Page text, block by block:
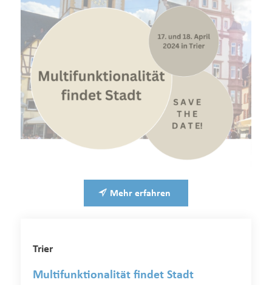
Mehr erfahren
Trier
Multifunktionalität findet Stadt